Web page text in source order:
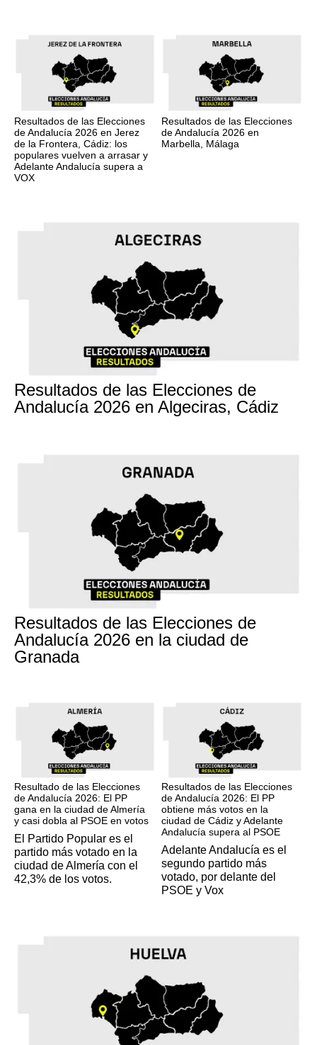
Resultados de las Elecciones
de Andalucía 2026 en Jerez
de la Frontera, Cádiz: los
populares vuelven a arrasar y
Adelante Andalucía supera a
VOX
Resultados de las Elecciones
de Andalucía 2026 en
Marbella, Málaga
Resultados de las Elecciones de
Andalucía 2026 en Algeciras, Cádiz
Resultados de las Elecciones de
Andalucía 2026 en la ciudad de
Granada
Resultado de las Elecciones
de Andalucía 2026: El PP
gana en la ciudad de Almería
y casi dobla al PSOE en votos
El Partido Popular es el
partido más votado en la
ciudad de Almería con el
42,3% de los votos.
Resultados de las Elecciones
de Andalucía 2026: El PP
obtiene más votos en la
ciudad de Cádiz y Adelante
Andalucía supera al PSOE
Adelante Andalucía es el
segundo partido más
votado, por delante del
PSOE y Vox